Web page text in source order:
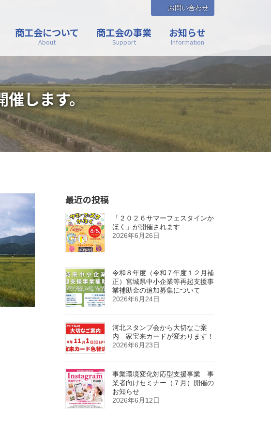
お問い合わせ
商工会について
About
商工会の事業
Support
お知らせ
Information
催します。
最近の投稿
「２０２６サマーフェスタインか
ほく」が開催されます
2026年6月26日
令和８年度（令和７年度１２月補
正）宮城県中小企業等再起支援事
業補助金の追加募集について
2026年6月24日
河北スタンプ会から大切なご案
内 家宝来カードが変わります！
2026年6月23日
事業環境変化対応型支援事業 事
業者向けセミナー（７月）開催の
お知らせ
2026年6月12日